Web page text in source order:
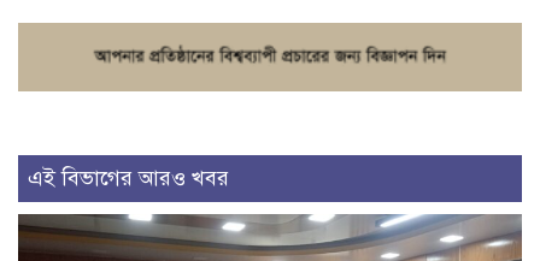
এই বিভাগের আরও খবর